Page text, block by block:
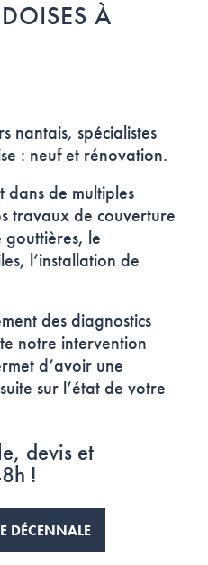
À
nantais, spécialistes
: neuf et rénovation.
de multiples
travaux de couverture
gouttières, le
l’installation de
des diagnostics
notre intervention
d’avoir une
sur l’état de votre
devis et
!
DÉCENNALE